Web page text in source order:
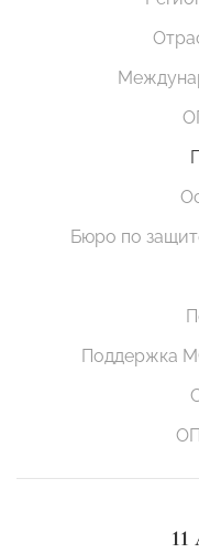
Бюро по
Поддержка
11